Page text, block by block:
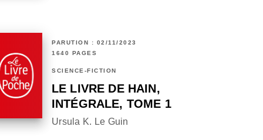
PARUTION : 02/11/2023
1640 PAGES
SCIENCE-FICTION
LE LIVRE DE HAIN,
INTÉGRALE, TOME 1
Ursula K. Le Guin